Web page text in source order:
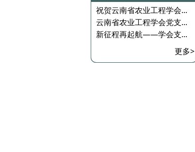
祝贺云南省农业工程学会...
云南省农业工程学会党支...
新征程再起航——学会支...
更多>